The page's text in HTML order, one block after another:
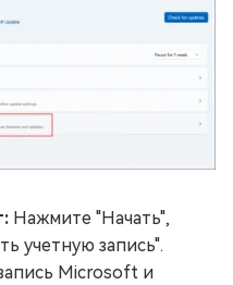
Нажмите "Начать",
учетную запись".
Microsoft и